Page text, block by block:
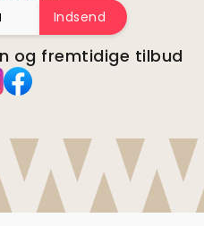
Indsend
og fremtidige tilbud